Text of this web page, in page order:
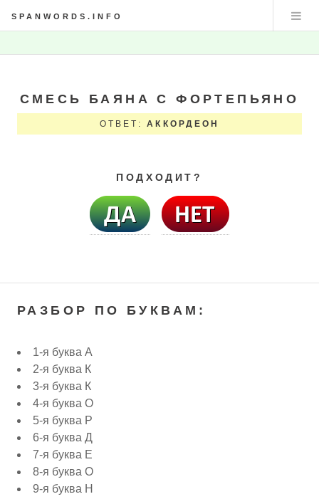
SPANWORDS.INFO
СМЕСЬ БАЯНА С ФОРТЕПЬЯНО
ОТВЕТ:АККОРДЕОН
ПОДХОДИТ?
РАЗБОР ПО БУКВАМ:
1-я буква А
2-я буква К
3-я буква К
4-я буква О
5-я буква Р
6-я буква Д
7-я буква Е
8-я буква О
9-я буква Н